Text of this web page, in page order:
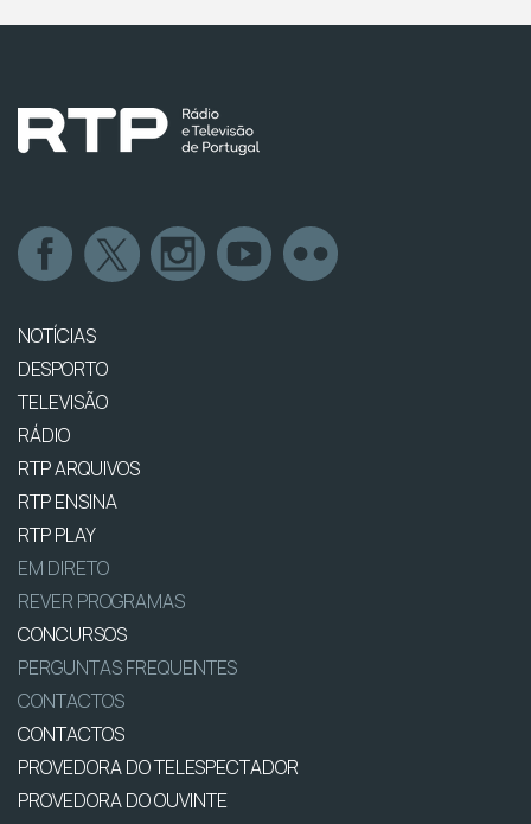
NOTÍCIAS
DESPORTO
TELEVISÃO
RÁDIO
RTP ARQUIVOS
RTP ENSINA
RTP PLAY
EM DIRETO
REVER PROGRAMAS
CONCURSOS
PERGUNTAS FREQUENTES
CONTACTOS
CONTACTOS
PROVEDORA DO TELESPECTADOR
PROVEDORA DO OUVINTE